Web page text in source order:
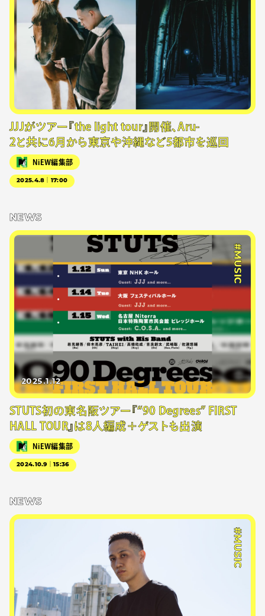
JJJがツアー『the light tour』開催、Aru-
2と共に6月から東京や沖縄など5都市を巡回
NiEW編集部
2025.4.8｜17:00
NEWS
#MUSIC
2025.1.12
STUTS初の東名阪ツアー『“90 Degrees” FIRST
HALL TOUR』は8人編成＋ゲストも出演
NiEW編集部
2024.10.9｜15:36
NEWS
#MUSIC